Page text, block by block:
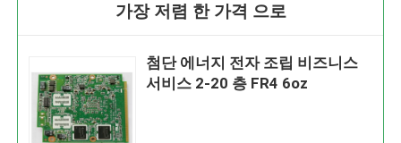
가장 저렴 한 가격 으로
첨단 에너지 전자 조립 비즈니스
서비스 2-20 층 FR4 6oz